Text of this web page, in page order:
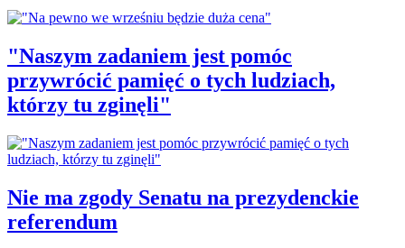
"Naszym zadaniem jest pomóc
przywrócić pamięć o tych ludziach,
którzy tu zginęli"
Nie ma zgody Senatu na prezydenckie
referendum